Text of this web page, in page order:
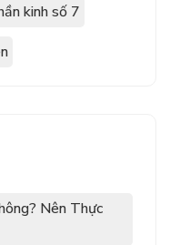
kinh số 7
Nên Thực